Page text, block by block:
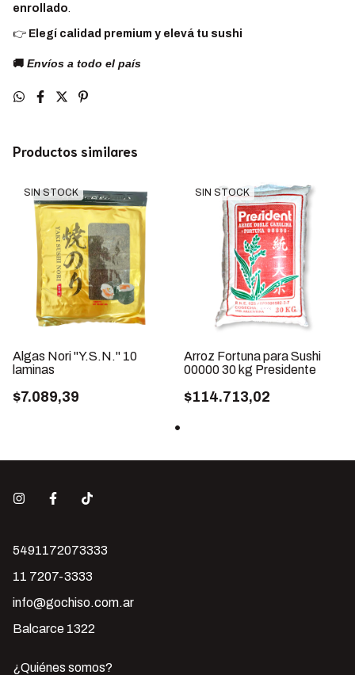
enrollado.
👉 Elegí calidad premium y elevá tu sushi
🚚 Envíos a todo el país
Productos similares
SIN STOCK
Algas Nori "Y.S.N." 10
laminas
$7.089,39
SIN STOCK
Arroz Fortuna para Sushi
00000 30 kg Presidente
$114.713,02
5491172073333
11 7207-3333
info@gochiso.com.ar
Balcarce 1322
¿Quiénes somos?